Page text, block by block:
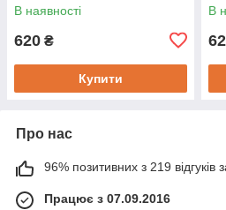
В наявності
620 ₴
Купити
В
Про нас
96% позитивних з 219 відгуків
Працює з 07.09.2016